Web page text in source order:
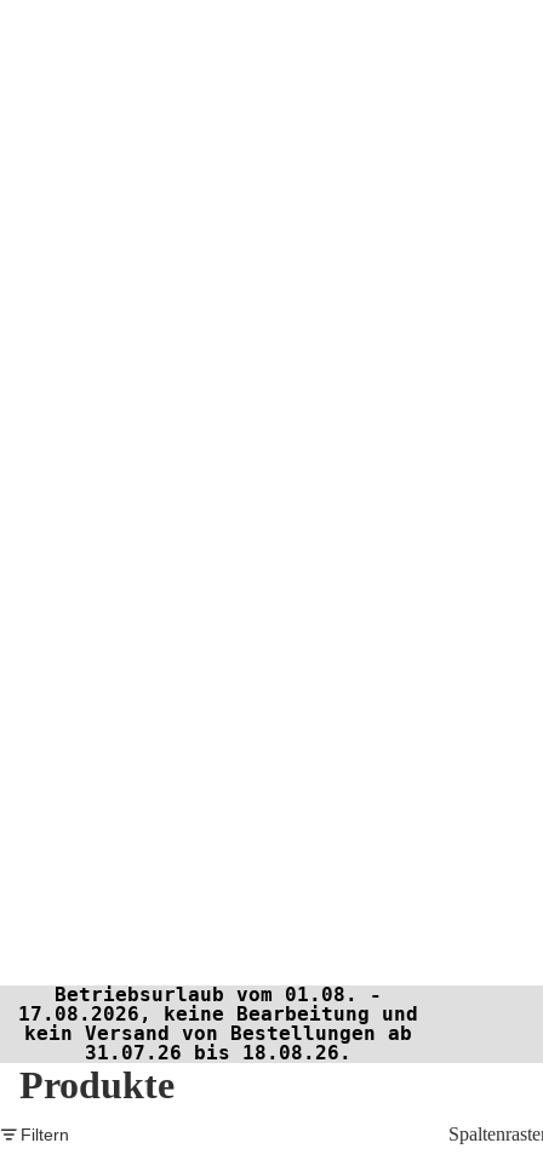
Betriebsurlaub vom 01.08. -
17.08.2026, keine Bearbeitung und
kein Versand von Bestellungen ab
31.07.26 bis 18.08.26.
Produkte
Filtern